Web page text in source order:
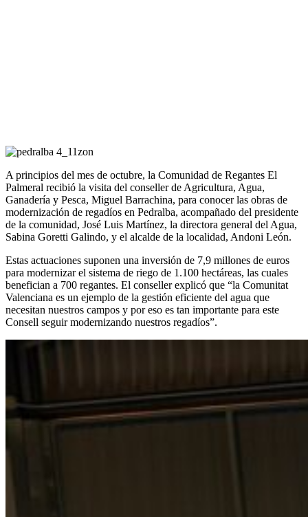
A principios del mes de octubre, la Comunidad de Regantes El
Palmeral recibió la visita del conseller de Agricultura, Agua,
Ganadería y Pesca, Miguel Barrachina, para conocer las obras de
modernización de regadíos en Pedralba, acompañado del presidente
de la comunidad, José Luis Martínez, la directora general del Agua,
Sabina Goretti Galindo, y el alcalde de la localidad, Andoni León.
Estas actuaciones suponen una inversión de 7,9 millones de euros
para modernizar el sistema de riego de 1.100 hectáreas, las cuales
benefician a 700 regantes. El conseller explicó que “la Comunitat
Valenciana es un ejemplo de la gestión eficiente del agua que
necesitan nuestros campos y por eso es tan importante para este
Consell seguir modernizando nuestros regadíos”.